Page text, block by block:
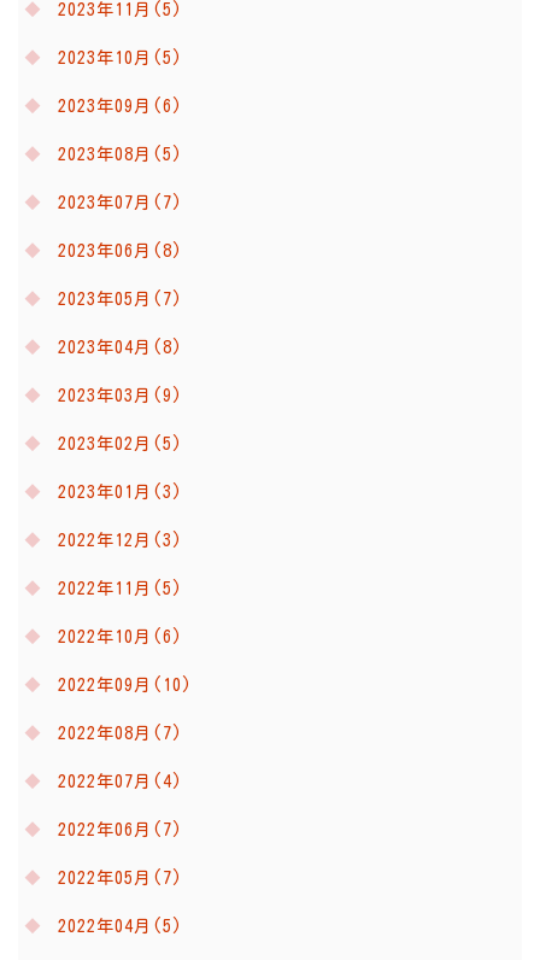
2023年11月(5)
2023年10月(5)
2023年09月(6)
2023年08月(5)
2023年07月(7)
2023年06月(8)
2023年05月(7)
2023年04月(8)
2023年03月(9)
2023年02月(5)
2023年01月(3)
2022年12月(3)
2022年11月(5)
2022年10月(6)
2022年09月(10)
2022年08月(7)
2022年07月(4)
2022年06月(7)
2022年05月(7)
2022年04月(5)